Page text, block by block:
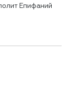
Епифаний
неловкая
собеседника